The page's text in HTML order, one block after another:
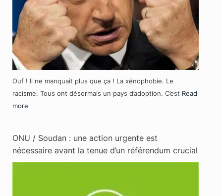
Ouf ! Il ne manquait plus que ça ! La xénophobie. Le
racisme. Tous ont désormais un pays d’adoption. C’est Read
more
ONU / Soudan : une action urgente est
nécessaire avant la tenue d’un référendum crucial